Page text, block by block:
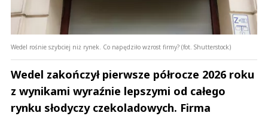
Wedel rośnie szybciej niż rynek. Co napędziło wzrost firmy? (fot. Shutterstock)
Wedel zakończył pierwsze półrocze 2026 roku
z wynikami wyraźnie lepszymi od całego
rynku słodyczy czekoladowych. Firma